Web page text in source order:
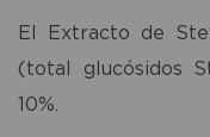
El Extracto de
(total glucósidos
10%.